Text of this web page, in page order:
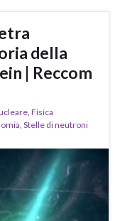
della
| Reccom
, Fisica
, Stelle di neutroni